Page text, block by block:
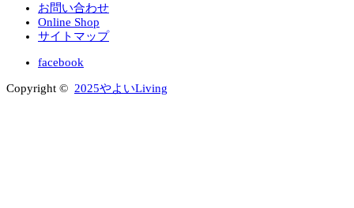
お問い合わせ
Online Shop
サイトマップ
facebook
Copyright © 2025やよいLiving